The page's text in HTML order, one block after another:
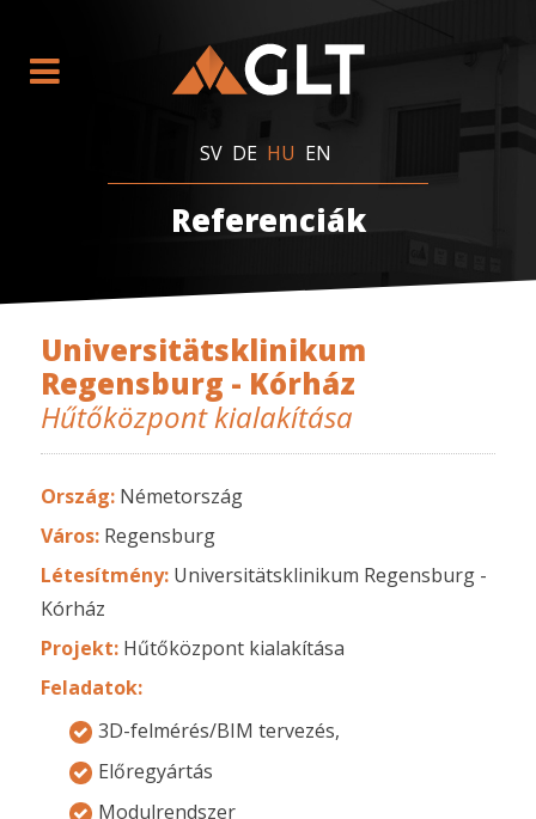
SV DE HU EN
Referenciák
Universitätsklinikum
Regensburg - Kórház
Hűtőközpont kialakítása
Ország: Németország
Város: Regensburg
Létesítmény: Universitätsklinikum Regensburg -
Kórház
Projekt: Hűtőközpont kialakítása
Feladatok:
3D-felmérés/BIM tervezés,
Előregyártás
Modulrendszer